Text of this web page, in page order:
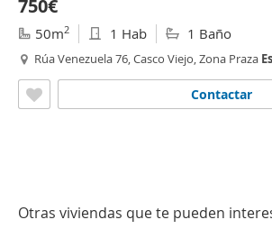
750€
50m2 1 Hab 1 Baño
Rúa Venezuela 76, Casco Viejo, Zona Praza
Contactar
Otras viviendas que te pueden